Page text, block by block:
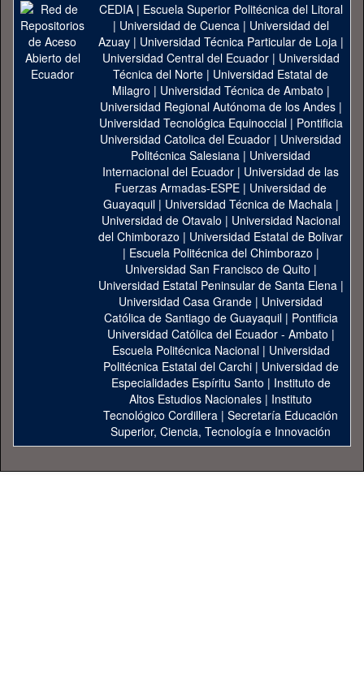
CEDIA| Escuela Superior Politécnica del Litoral
| Universidad de Cuenca| Universidad del
Azuay| Universidad Técnica Particular de Loja|
Universidad Central del Ecuador| Universidad
Técnica del Norte | Universidad Estatal de
Milagro | Universidad Técnica de Ambato |
Universidad Regional Autónoma de los Andes|
Universidad Tecnológica Equinoccial| Pontificia
Universidad Catolica del Ecuador | Universidad
Politécnica Salesiana | Universidad
Internacional del Ecuador | Universidad de las
Fuerzas Armadas-ESPE | Universidad de
Guayaquil| Universidad Técnica de Machala|
Universidad de Otavalo | Universidad Nacional
del Chimborazo | Universidad Estatal de Bolivar
| Escuela Politécnica del Chimborazo |
Universidad San Francisco de Quito |
Universidad Estatal Peninsular de Santa Elena|
Universidad Casa Grande | Universidad
Católica de Santiago de Guayaquil| Pontificia
Universidad Católica del Ecuador - Ambato |
Escuela Politécnica Nacional| Universidad
Politécnica Estatal del Carchi| Universidad de
Especialidades Espíritu Santo | Instituto de
Altos Estudios Nacionales | Instituto
Tecnológico Cordillera | Secretaría Educación
Superior, Ciencia, Tecnología e Innovación